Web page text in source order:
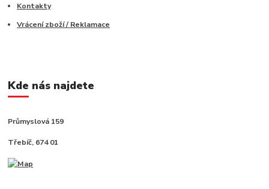
Kontakty
Vrácení zboží / Reklamace
Kde nás najdete
Průmyslová 159
Třebíč, 674 01